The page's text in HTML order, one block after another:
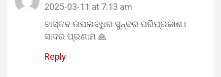
2025-03-11 at 7:13 am
ବାସ୍ତବ ଉପଲବ୍ଧିର ସୁନ୍ଦର ପରିପ୍ରକାଶ।
ସାଦର ପ୍ରଣାମ 🙏
Reply